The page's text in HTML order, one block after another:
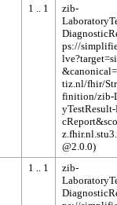
1 .. 1
zib-
1 .. 1
zib-